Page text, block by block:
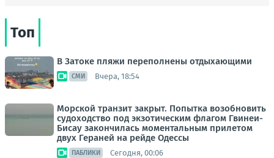
Топ
В Затоке пляжи переполнены отдыхающими
СМИ Вчера, 18:54
Морской транзит закрыт. Попытка возобновить
судоходство под экзотическим флагом Гвинеи-
Бисау закончилась моментальным прилетом
двух Гераней на рейде Одессы
ПАБЛИКИ Сегодня, 00:06